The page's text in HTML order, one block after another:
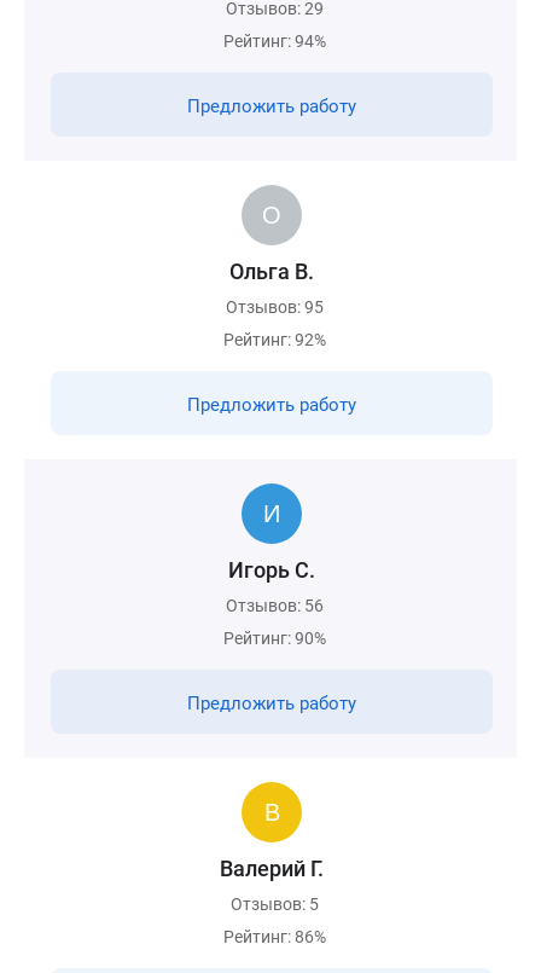
Отзывов: 29
Рейтинг: 94%
Предложить работу
Ольга В.
Отзывов: 95
Рейтинг: 92%
Предложить работу
Игорь С.
Отзывов: 56
Рейтинг: 90%
Предложить работу
Валерий Г.
Отзывов: 5
Рейтинг: 86%